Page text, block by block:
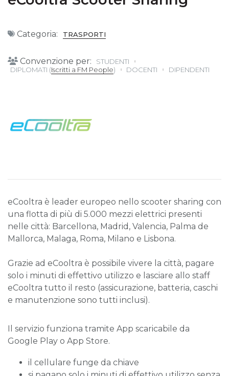
Categoria: TRASPORTI
Convenzione per:
STUDENTI
DIPLOMATI (Iscritti a FM People) DOCENTI DIPENDENTI
eCooltra è leader europeo nello scooter sharing con
una flotta di più di 5.000 mezzi elettrici presenti
nelle città: Barcellona, Madrid, Valencia, Palma de
Mallorca, Malaga, Roma, Milano e Lisbona.
Grazie ad eCooltra è possibile vivere la città, pagare
solo i minuti di effettivo utilizzo e lasciare allo staff
eCooltra tutto il resto (assicurazione, batteria, caschi
e manutenzione sono tutti inclusi).
Il servizio funziona tramite App scaricabile da
Google Play o App Store.
il cellulare funge da chiave